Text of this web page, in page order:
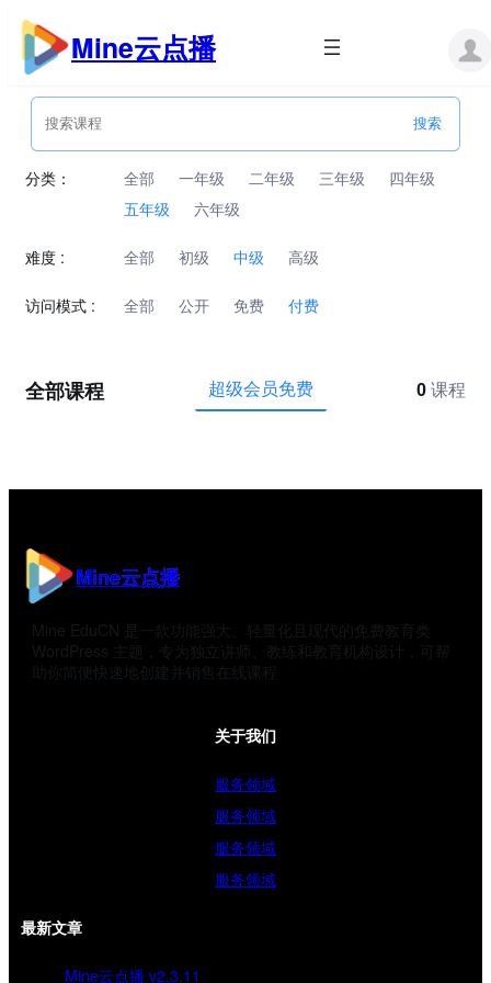
跳
内
Mine云点播
分类： 全部 一年级 二年级 三年级
四年级
五年级
六年级
难度 : 全部 初级 中级 高级
访问模式 : 全部 公开 免费 付费
全部课程 超级会员免费 0 课程
Mine云点播
Mine EduCN 是一款功能强大、轻量化且现代的免费教育类
WordPress 主题，专为独立讲师、教练和教育机构设计，可帮
助你简便快速地创建并销售在线课程
关于我们
服务领域
服务领域
服务领域
服务领域
最新文章
Mine云点播 v2.3.11